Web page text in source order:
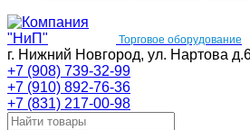
Торговое оборудование
г. Нижний Новгород, ул. Нартова
+7 (908) 739-32-99
+7 (910) 892-76-36
+7 (831) 217-00-98